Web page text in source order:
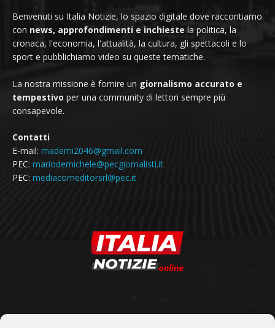
Benvenuti su Italia Notizie, lo spazio digitale dove raccontiamo
con news, approfondimenti e inchieste la politica, la
cronaca, l'economia, l'attualità, la cultura, gli spettacoli e lo
sport e pubblichiamo video su queste tematiche.
La nostra missione è fornire un giornalismo accurato e
tempestivo per una community di lettori sempre più
consapevole.
Contatti
E-mail: mademi2046@gmail.com
PEC: mariodemichele@pecgiornalisti.it
PEC: mediacomeditorsrl@pec.it
SEGUICI SU